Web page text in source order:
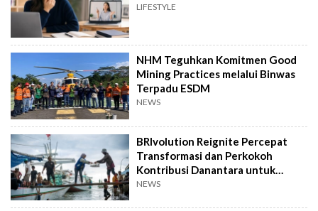
LIFESTYLE
NHM Teguhkan Komitmen Good
Mining Practices melalui Binwas
Terpadu ESDM
NEWS
BRIvolution Reignite Percepat
Transformasi dan Perkokoh
Kontribusi Danantara untuk
Ekonomi Nasional
NEWS